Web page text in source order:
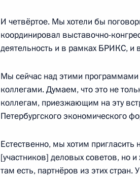
9 декабря 2014 года, вторник
9 декабря 2014 года, 21:30
Торжественный приём по
9 декабря 2014 года, 19:10 Москва,
И четвёртое. Мы хотели бы
координировал выставочно-
деятельность и в рамках БРИКС,
Мы сейчас над этими
коллегами. Думаем, что это не
коллегам, приезжающим на эту
Петербургского экономического
Естественно, мы хотим
[участников] деловых советов, но
там есть, партнёров из этих